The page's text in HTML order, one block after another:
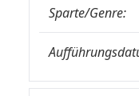
Sparte/Genre: